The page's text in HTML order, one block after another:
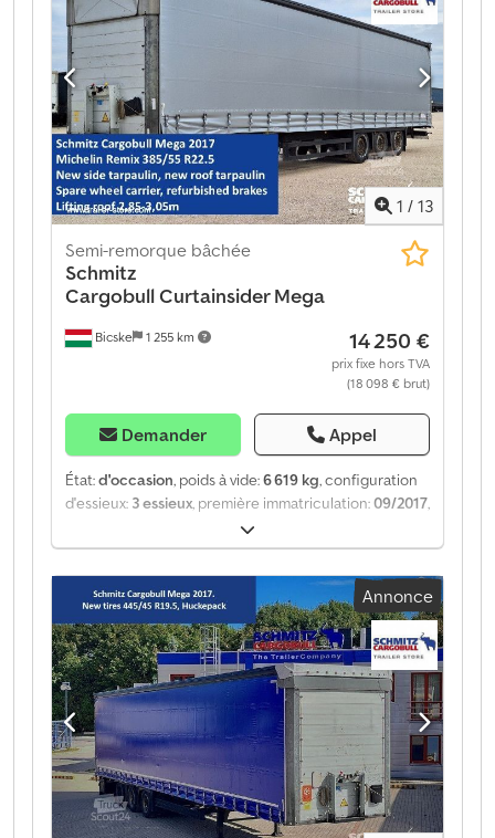
des services télématiques. Nous serions ravis de vous
conseiller personnellement. Dcedjztgynjpfx Abmsk
1 / 13
Bicske 1 255 km
Semi-remorque bâchée
Schmitz
CargobullCurtainsider Mega
14 250 €
prix fixe hors TVA
(18 098 € brut)
Demander Appel
État:d'occasion, poids à vide:6 619 kg, configuration
d'essieux: 3 essieux, première immatriculation:09/2017,
, Année de construction:
d'engrenage:mécanique, Équipement:ABS, Poids à
vide : 6 619 kg, suspension pneumatique, protection
anti-encastrement arrière, système de freinage
électronique (EBS), prises 1x15 et 2x7 broches, système
antispray. Retrouvez un aperçu de tous les véhicules
disponibles sur notre site internet. Besoin d’un
financement ? Nous proposons des solutions de
financement personnalisées, des contrats de service
complet et des services télématiques. Nous serions
ravis de vous conseiller personnellement.
Dcsdpfxjztgyus Abmsk
Annonce